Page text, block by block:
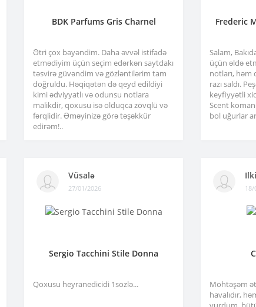
BDK Parfums Gris Charnel
Ətri çox bəyəndim. Daha əvvəl istifadə
etmədiyim üçün seçim edərkən saytdakı
təsvirə güvəndim və gözləntilərim tam
doğruldu. Həqiqətən də qeyd edildiyi
kimi ədviyyatlı və odunsu notlara
malikdir, qoxusu isə olduqca zövqlü və
fərqlidir. Əməyinizə görə təşəkkür
edirəm!..
Frederic
Salam,
üçün əldə
notları, həm
razı saldı.
keyfiyyətli
Scent
bol uğurlar
Vüsalə
27/01/2026
Sergio Tacchini Stile Donna
Qoxusu heyranedicidi 1sozlə...
18/
Möhtəşəm
havalıdır,